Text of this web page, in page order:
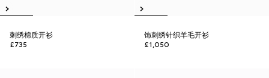
刺绣棉质开衫
£735
饰刺绣针织羊毛开衫
£1,050